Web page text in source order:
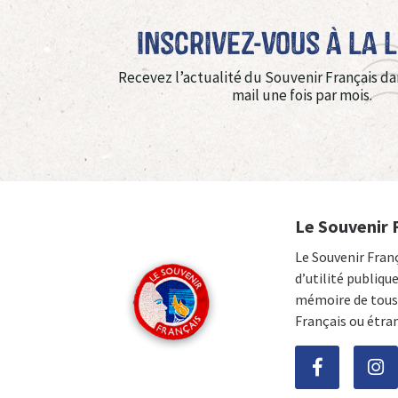
Inscrivez-vous à La
Recevez l’actualité du Souvenir Français
mail une fois par mois.
Le Souvenir
Le Souvenir
d’utilité
mémoire de
Français ou